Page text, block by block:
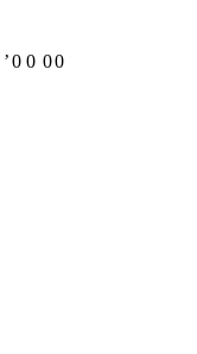
ʼ0 0 00